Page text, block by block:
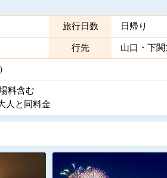
旅行日数 日帰り
行先 山口・下関
料含む
人と同料金